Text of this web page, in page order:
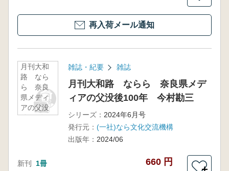
再入荷メール通知
月刊大和
路 なら
ら 奈良
県メディ
アの父没
後100年
雑誌・紀要 雑誌
月刊大和路 ならら 奈良県メデ
ィアの父没後100年 今村勘三
シリーズ： 2024年6月号
発行元： (一社)なら文化交流機構
出版年： 2024/06
新刊 1冊 660 円